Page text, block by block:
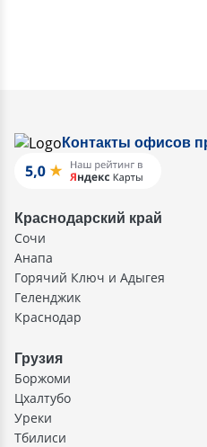
Контакты офисов
Краснодарский край
Сочи
Анапа
Горячий Ключ и Адыгея
Геленджик
Краснодар
Грузия
Боржоми
Цхалтубо
Уреки
Тбилиси